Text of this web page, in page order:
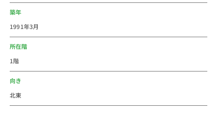
築年
1991年3月
所在階
1階
向き
北東